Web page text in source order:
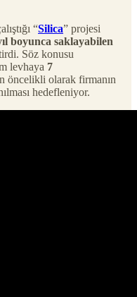
“Silica” projesi
boyunca saklayabilen
Söz konusu
levhaya 7
öncelikli olarak firmanın
hedefleniyor.